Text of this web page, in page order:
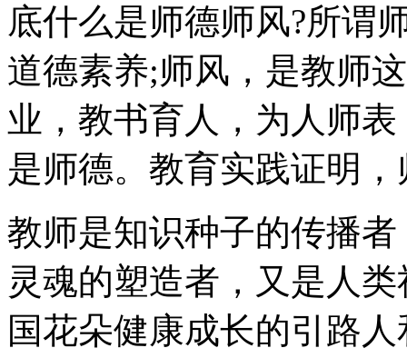
底什么是师德师风?所谓
道德素养;师风，是教师
业，教书育人，为人师
是师德。教育实践证明
教师是知识种子的传播
灵魂的塑造者，又是人
国花朵健康成长的引路